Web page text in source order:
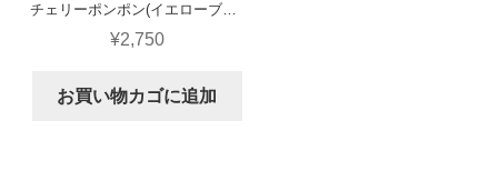
チェリーポンポン(イエローブラウン)
¥2,750
お買い物カゴに追加